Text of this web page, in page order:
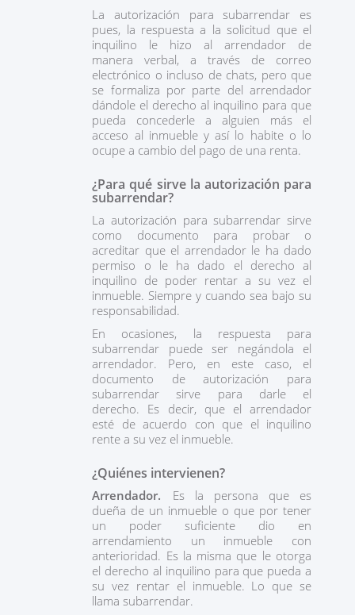
La autorización para subarrendar es
pues, la respuesta a la solicitud que el
inquilino le hizo al arrendador de
manera verbal, a través de correo
electrónico o incluso de chats, pero que
se formaliza por parte del arrendador
dándole el derecho al inquilino para que
pueda concederle a alguien más el
acceso al inmueble y así lo habite o lo
ocupe a cambio del pago de una renta.
¿Para qué sirve la autorización para
subarrendar?
La autorización para subarrendar sirve
como documento para probar o
acreditar que el arrendador le ha dado
permiso o le ha dado el derecho al
inquilino de poder rentar a su vez el
inmueble. Siempre y cuando sea bajo su
responsabilidad.
En ocasiones, la respuesta para
subarrendar puede ser negándola el
arrendador. Pero, en este caso, el
documento de autorización para
subarrendar sirve para darle el
derecho. Es decir, que el arrendador
esté de acuerdo con que el inquilino
rente a su vez el inmueble.
¿Quiénes intervienen?
Arrendador.
Es la persona que es
dueña de un inmueble o que por tener
un poder suficiente dio en
arrendamiento un inmueble con
anterioridad. Es la misma que le otorga
el derecho al inquilino para que pueda a
su vez rentar el inmueble. Lo que se
llama subarrendar.